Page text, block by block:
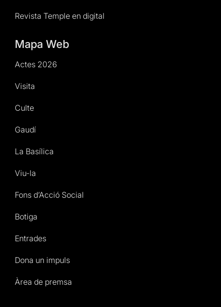
Revista Temple en digital
Mapa Web
Actes 2026
Visita
Culte
Gaudí
La Basílica
Viu-la
Fons d’Acció Social
Botiga
Entrades
Dona un impuls
Àrea de premsa